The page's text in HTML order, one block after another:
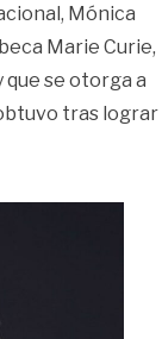
Mónica
Marie Curie,
que se otorga a
tras lograr